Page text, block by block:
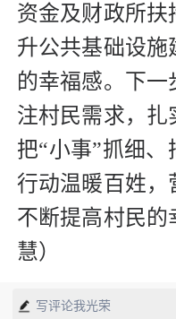
资金及财政所扶
升公共基础设施
的幸福感。下一
注村民需求，扎
把“小事”抓细、
行动温暖百姓，
不断提高村民的
慧）
【来源】：经济网
写评论我光荣